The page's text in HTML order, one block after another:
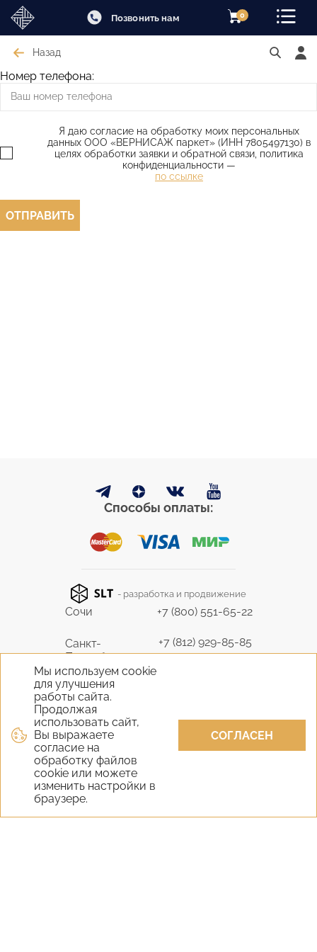
Мы используем cookie
для улучшения
работы сайта.
Продолжая
использовать сайт,
Вы выражаете
согласие на
обработку файлов
cookie или можете
изменить настройки в
браузере.
СОГЛАСЕН
Позвонить нам 0
Назад
Номер телефона:
Я даю согласие на обработку моих персональных
данных ООО «ВЕРНИСАЖ паркет» (ИНН 7805497130) в
целях обработки заявки и обратной связи, политика
конфиденциальности —
по ссылке
ОТПРАВИТЬ
Способы оплаты:
- разработка и продвижение
Сочи +7 (800) 551-65-22
Санкт-
Петербург
+7 (812) 929-85-85
9298585@bk.ru
Москва
Крым
+7 (978) 824-31-10
vernisage-c@mail.ru
Екатеринбург